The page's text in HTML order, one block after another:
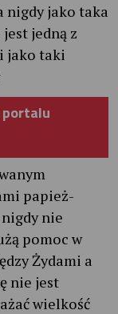
nigdy jako taka
jedną z
jako taki
portalu
papież-
nie
pomoc w
Żydami a
nie jest
wielkość